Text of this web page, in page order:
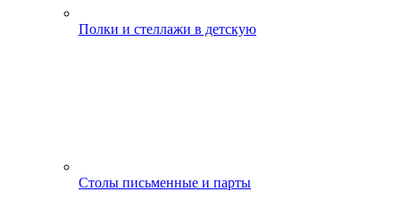
Полки и стеллажи в детскую
Столы письменные и парты